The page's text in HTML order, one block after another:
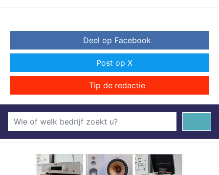
Deel op Facebook
Post op X
Tip de redactie